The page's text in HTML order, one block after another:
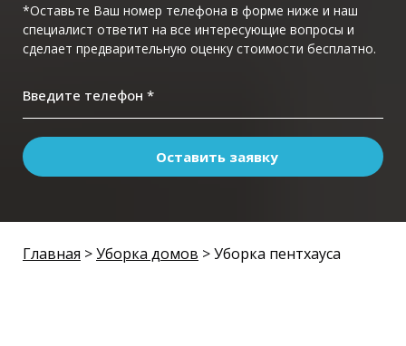
*Оставьте Ваш номер телефона в форме ниже и наш
специалист ответит на все интересующие вопросы и
сделает предварительную оценку стоимости бесплатно.
Введите телефон *
Оставить заявку
Главная >Уборка домов > Уборка пентхауса